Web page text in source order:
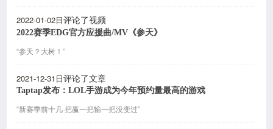
2022-01-02日评论了视频
2022赛季EDG官方应援曲/MV《参天》
“参天？大树！”
2021-12-31日评论了文章
Taptap发布：LOL手游成为今年预约量最高的游戏
“新赛季前十几 把赢一把输一把没变过”